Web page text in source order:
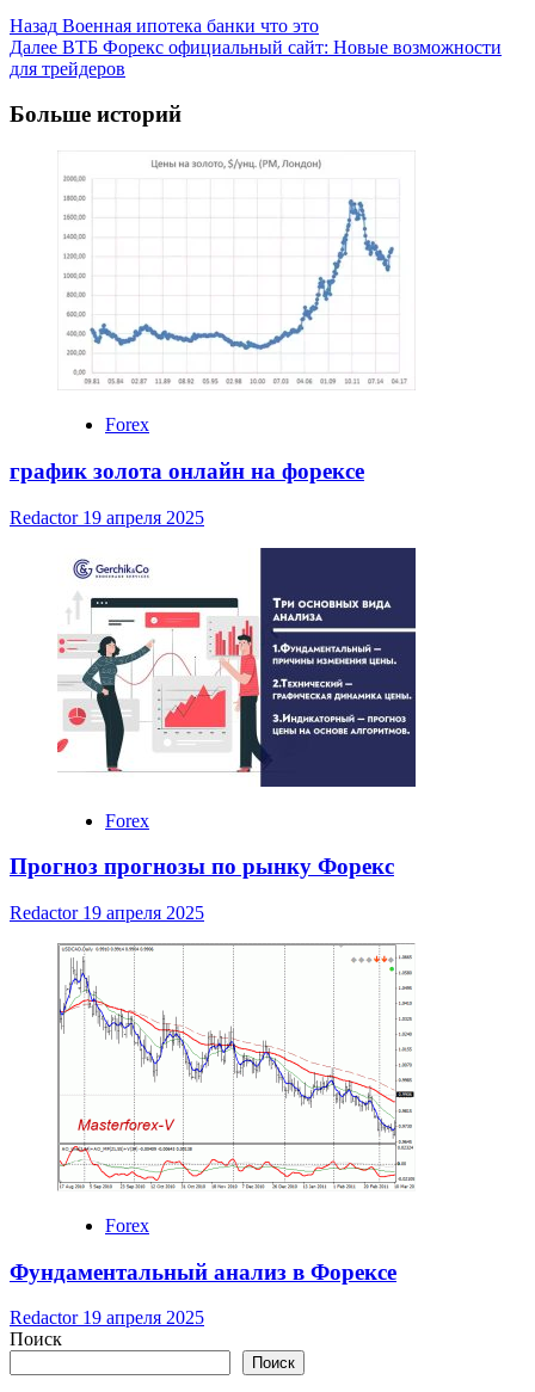
Post
Navigation
Назад Военная ипотека банки что это
Далее ВТБ Форекс официальный сайт: Новые возможности
для трейдеров
Больше историй
Forex
график золота онлайн на форексе
Redactor 19 апреля 2025
Forex
Прогноз прогнозы по рынку Форекс
Redactor 19 апреля 2025
Forex
Фундаментальный анализ в Форексе
Redactor 19 апреля 2025
Поиск
Поиск